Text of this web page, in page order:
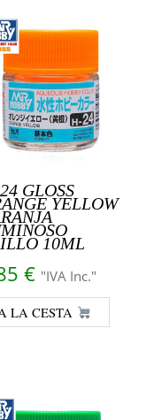
GLOSS
YELLOW
10ML
€ "IVA Inc."
LA CESTA